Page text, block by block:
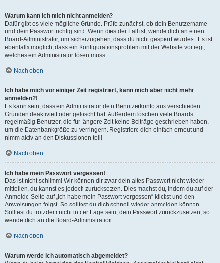
Warum kann ich mich nicht anmelden?
Dafür gibt es viele mögliche Gründe. Prüfe zunächst, ob dein Benutzername
und dein Passwort richtig sind. Wenn dies der Fall ist, wende dich an einen
Board-Administrator, um sicherzugehen, dass du nicht gesperrt wurdest. Es ist
ebenfalls möglich, dass ein Konfigurationsproblem mit der Website vorliegt,
welches ein Administrator lösen muss.
Nach oben
Ich habe mich vor einiger Zeit registriert, kann mich aber nicht mehr
anmelden?!
Es kann sein, dass ein Administrator dein Benutzerkonto aus verschieden
Gründen deaktiviert oder gelöscht hat. Außerdem löschen viele Boards
regelmäßig Benutzer, die für längere Zeit keine Beiträge geschrieben haben,
um die Datenbankgröße zu verringern. Registriere dich einfach erneut und
nimm aktiv an den Diskussionen teil!
Nach oben
Ich habe mein Passwort vergessen!
Das ist nicht schlimm! Wir können dir zwar dein altes Passwort nicht wieder
mitteilen, du kannst es jedoch zurücksetzen. Dies machst du, indem du auf der
Anmelde-Seite auf „Ich habe mein Passwort vergessen“ klickst und den
Anweisungen folgst. So solltest du dich schnell wieder anmelden können.
Solltest du trotzdem nicht in der Lage sein, dein Passwort zurückzusetzen, so
wende dich an die Board-Administration.
Nach oben
Warum werde ich automatisch abgemeldet?